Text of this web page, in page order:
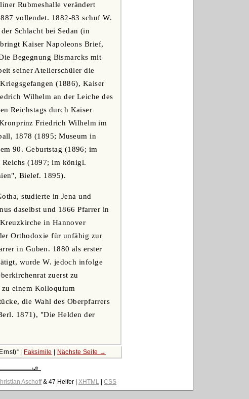
Rubmeshalle verändert
vollendet. 1882-83 schuf W.
Schlacht bei Sedan (in
Kaiser Napoleons Brief,
Begegnung Bismarcks mit
seiner Atelierschüler die
(1886), Kaiser
Wilhelm an der Leiche des
Reichstags durch Kaiser
Friedrich Wilhelm im
1878 (1895; Museum in
90. Geburtstag (1896; im
Reichs (1897; im königl.
Bielef. 1895).
studierte in Jena und
daselbst und 1866 Pfarrer in
in Hannover
Orthodoxie für unfähig zur
in Guben. 1880 als erster
wurde W. jedoch infolge
zuerst zu
zu einem Kolloquium
die Wahl des Oberpfarrers
1871), "Die Helden der
Faksimile Nächste Seite →
Aschoff& 47 Helfer | XHTML| CSS